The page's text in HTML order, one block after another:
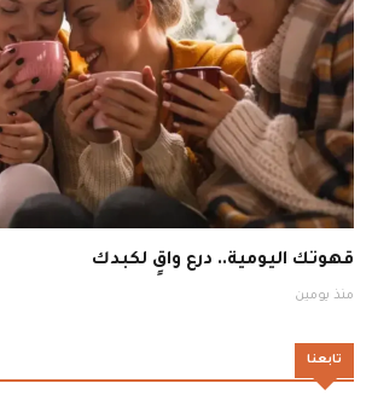
قهوتك اليومية.. درع واقٍ لكبدك
منذ يومين
تابعنا